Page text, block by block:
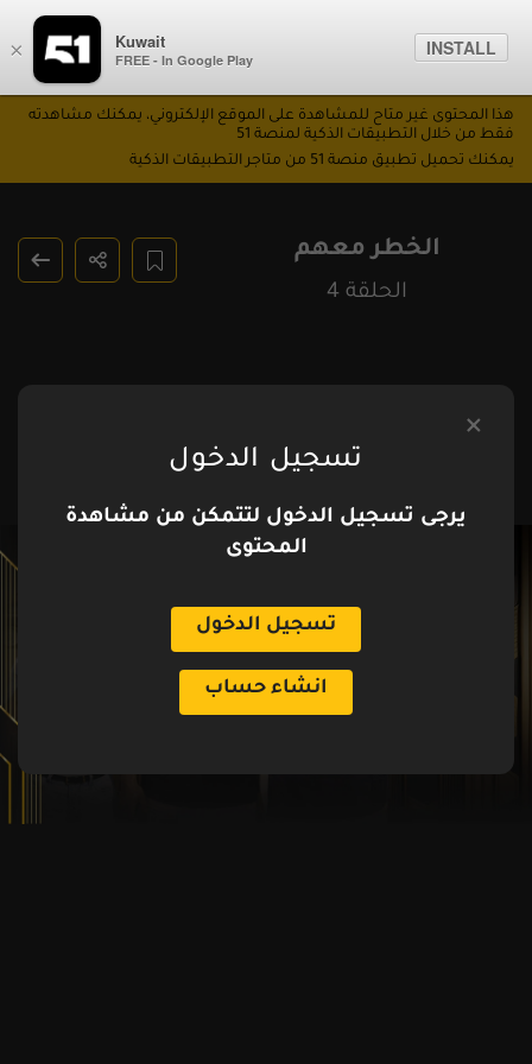
× Kuwait
FREE - In Google Play
INSTALL
الخطر معهم
الحلقة 4
هذا المحتوى غير متاح للمشاهدة على الموقع الإلكتروني، يمكنك مشاهدته
فقط من خلال التطبيقات الذكية لمنصة 51
يمكنك تحميل تطبيق منصة 51 من متاجر التطبيقات الذكية
تسجيل الدخول
يرجى تسجيل الدخول لتتمكن من مشاهدة
المحتوى
تسجيل الدخول
انشاء حساب